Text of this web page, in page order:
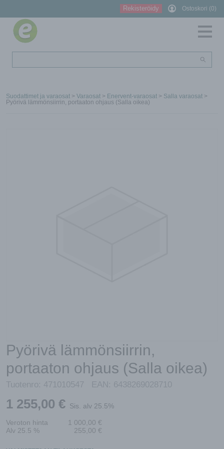
Rekisteröidy Ostoskori (0)
Suodattimet ja varaosat > Varaosat > Enervent-varaosat > Salla varaosat >
Pyörivä lämmönsiirrin, portaaton ohjaus (Salla oikea)
Pyörivä lämmönsiirrin,
portaaton ohjaus (Salla oikea)
Tuotenro: 471010547 EAN: 6438269028710
1 255,00 € Sis. alv 25.5%
Veroton hinta 1 000,00 €
Alv 25.5 %
255,00 €